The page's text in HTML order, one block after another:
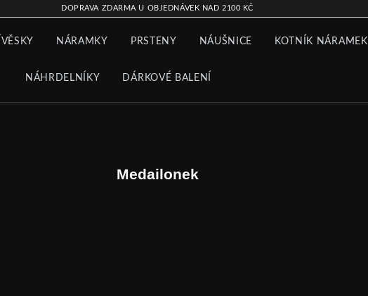
DOPRAVA ZDARMA U OBJEDNÁVEK NAD 2100 KČ
NÁRAMKY PRSTENY NÁUŠNICE KOTNÍK NÁRAMEK
NÁHRDELNÍKY DÁRKOVÉ BALENÍ
Medailonek